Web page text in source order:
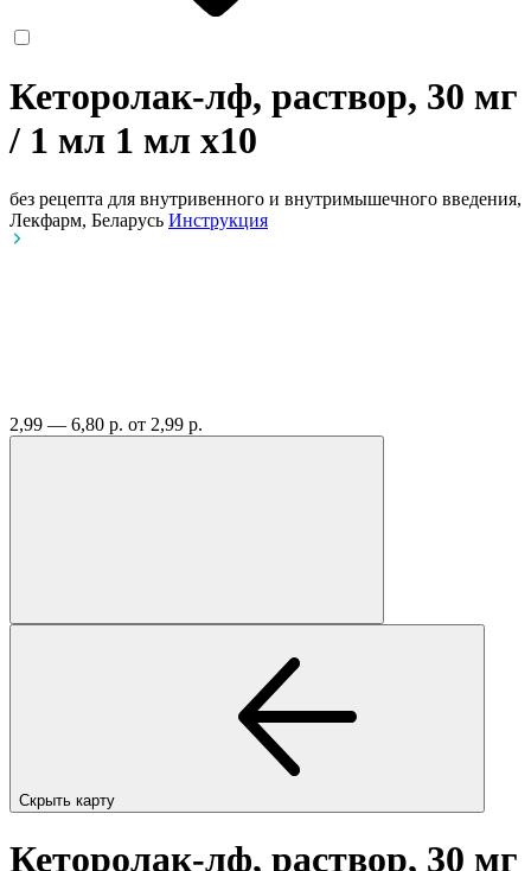
Кеторолак-лф, раствор, 30 мг
/ 1 мл 1 мл x10
без рецепта для внутривенного и внутримышечного введения,
Лекфарм, Беларусь Инструкция
2,99 — 6,80 р. от 2,99 р.
Скрыть карту
Кеторолак-лф, раствор, 30 мг